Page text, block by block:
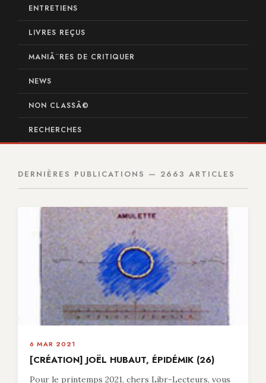
ENTRETIENS
LIVRES REÇUS
MANIÃ¨RES DE CRITIQUER
NEWS
NON CLASSÃ©
RECHERCHES
DERNIÈRES PUBLICATIONS — 2663 ARTICLES
6 MAR 2021
[CRÉATION] JOËL HUBAUT, ÉPIDÉMIK (26)
Pour le printemps 2021, chers Libr-Lecteurs, vous